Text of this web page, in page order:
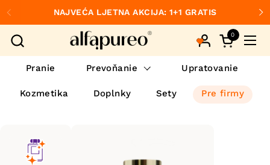
Preskočiť na obsah
Predchádzajúce
NAJVEĆA LJETNA AKCIJA: 1+1 GRATIS
Otvorte
0
Pranie Prevoňanie Upratovanie
Kozmetika Doplnky Sety Pre firmy